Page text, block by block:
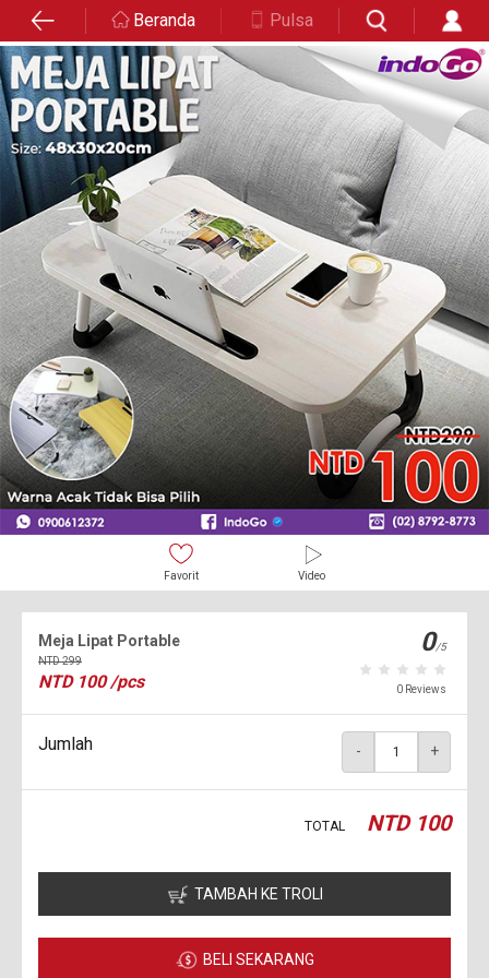
Beranda Pulsa
Favorit Video
Meja Lipat Portable
NTD299
NTD 100 /pcs
0/5
0 Reviews
Jumlah - +
TOTAL NTD 100
TAMBAH KE TROLI
BELI SEKARANG